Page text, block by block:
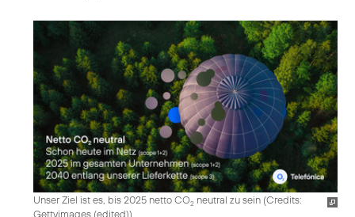
Unser Ziel ist es, bis 2025 netto CO2 neutral zu sein (Credits:
Gettyimages (edited))